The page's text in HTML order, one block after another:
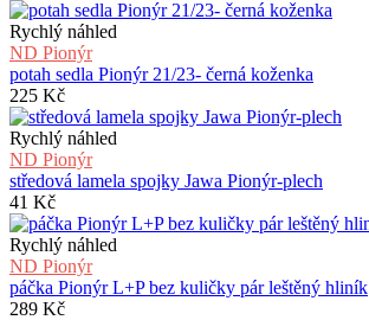
Rychlý náhled
ND Pionýr
potah sedla Pionýr 21/23- černá koženka
225 Kč
Rychlý náhled
ND Pionýr
středová lamela spojky Jawa Pionýr-plech
41 Kč
Rychlý náhled
ND Pionýr
páčka Pionýr L+P bez kuličky pár leštěný hliník
289 Kč